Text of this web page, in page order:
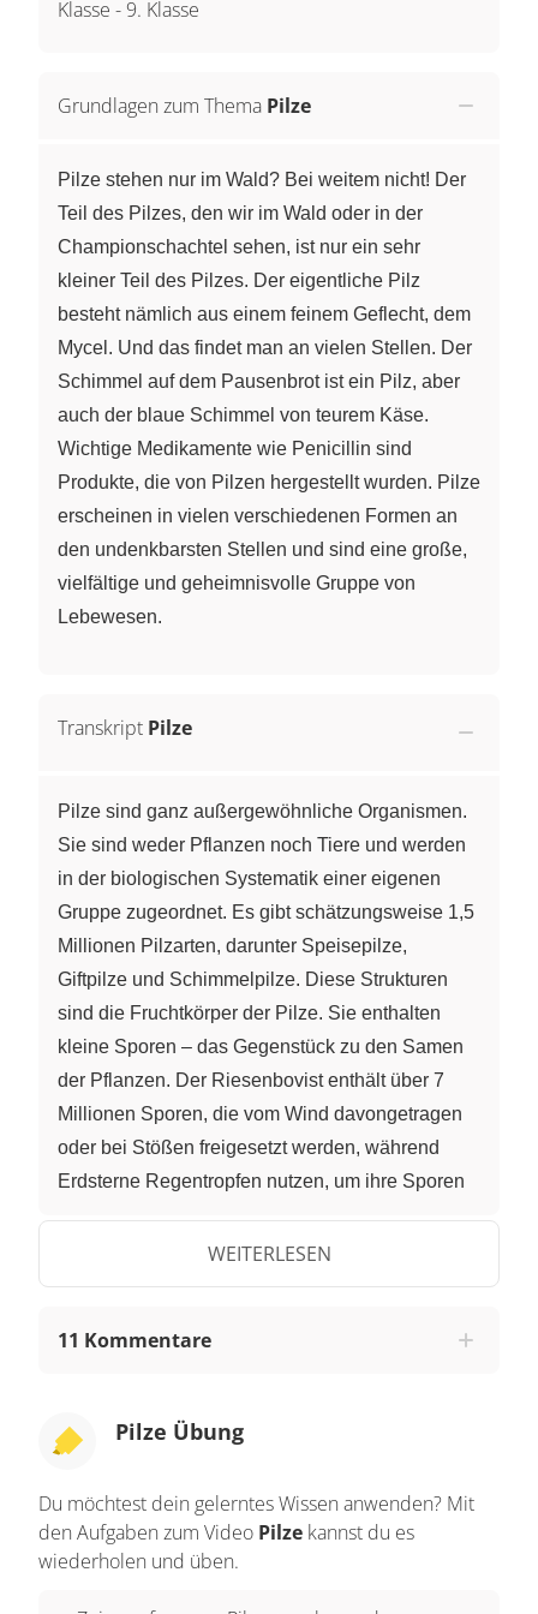
Klasse -9. Klasse
Grundlagen zum Thema Pilze
Pilze stehen nur im Wald? Bei weitem nicht! Der
Teil des Pilzes, den wir im Wald oder in der
Championschachtel sehen, ist nur ein sehr
kleiner Teil des Pilzes. Der eigentliche Pilz
besteht nämlich aus einem feinem Geflecht, dem
Mycel. Und das findet man an vielen Stellen. Der
Schimmel auf dem Pausenbrot ist ein Pilz, aber
auch der blaue Schimmel von teurem Käse.
Wichtige Medikamente wie Penicillin sind
Produkte, die von Pilzen hergestellt wurden. Pilze
erscheinen in vielen verschiedenen Formen an
den undenkbarsten Stellen und sind eine große,
vielfältige und geheimnisvolle Gruppe von
Lebewesen.
Transkript Pilze
Pilze sind ganz außergewöhnliche Organismen.
Sie sind weder Pflanzen noch Tiere und werden
in der biologischen Systematik einer eigenen
Gruppe zugeordnet. Es gibt schätzungsweise 1,5
Millionen Pilzarten, darunter Speisepilze,
Giftpilze und Schimmelpilze. Diese Strukturen
sind die Fruchtkörper der Pilze. Sie enthalten
kleine Sporen – das Gegenstück zu den Samen
der Pflanzen. Der Riesenbovist enthält über 7
Millionen Sporen, die vom Wind davongetragen
oder bei Stößen freigesetzt werden, während
Erdsterne Regentropfen nutzen, um ihre Sporen
bestehen aus einem Netz fadenförmiger Zellen,
das man Myzel nennt. Dieses Netzwerk kann
Bundesstaat Oregon in den USA entdeckt hat, ist
erstreckt sich über eine Fläche von 10
Quadratkilometern und ist vermutlich bis zu 8000
Myzel wächst im Inneren von Bäumen, raubt
ihnen Wasser und Nährstoffe und bringt sie
WEITERLESEN
11 Kommentare
Pilze Übung
Du möchtest dein gelerntes Wissen anwenden? Mit
den Aufgaben zum Video Pilze kannst du es
wiederholen und üben.